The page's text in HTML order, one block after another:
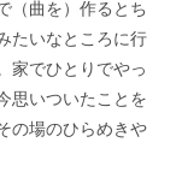
（曲を）作るとち
たいなところに行
家でひとりでやっ
思いついたことを
の場のひらめきや